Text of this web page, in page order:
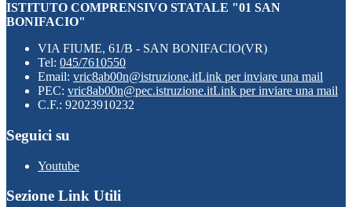
ISTITUTO COMPRENSIVO STATALE "01 SAN
BONIFACIO"
VIA FIUME, 61/B - SAN BONIFACIO(VR)
Tel: 045/7610550
Email: vric8ab00n@istruzione.itLink per inviare una mail
PEC: vric8ab00n@pec.istruzione.itLink per inviare una mail
C.F.: 92023910232
Seguici su
Youtube
Sezione Link Utili